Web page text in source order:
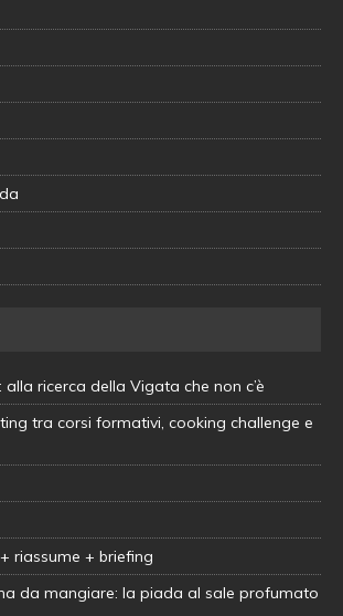
alla ricerca della Vigata che non c’è
tra corsi formativi, cooking challenge e
riassume + briefing
da mangiare: la piada al sale profumato